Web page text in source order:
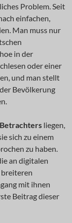
Problem. Seit
einfachen,
Man muss nur
in der
oder einer
und man stellt
Bevölkerung
liegen,
sich zu einem
zu haben.
an digitalen
mit ihnen
Beitrag dieser